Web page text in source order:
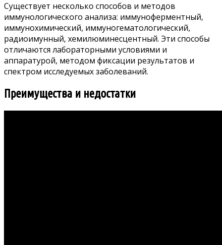
Существует несколько способов и методов
иммунологического анализа: иммуноферментный,
иммунохимический, иммуногематологический,
радиоимунный, хемилюминесцентный. Эти способы
отличаются лабораторными условиями и
аппаратурой, методом фиксации результатов и
спектром исследуемых заболеваний.
Преимущества и недостатки